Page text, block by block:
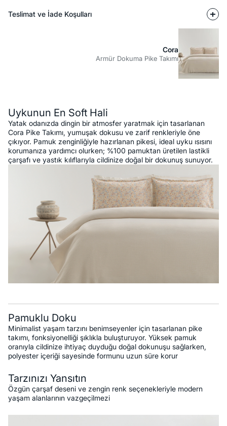
Teslimat ve İade Koşulları
Cora
Armür Dokuma Pike Takımı
Uykunun En Soft Hali
Yatak odanızda dingin bir atmosfer yaratmak için tasarlanan
Cora Pike Takımı, yumuşak dokusu ve zarif renkleriyle öne
çıkıyor. Pamuk zenginliğiyle hazırlanan pikesi, ideal uyku ısısını
korumanıza yardımcı olurken; %100 pamuktan üretilen lastikli
çarşafı ve yastık kılıflarıyla cildinize doğal bir dokunuş sunuyor.
Pamuklu Doku
Minimalist yaşam tarzını benimseyenler için tasarlanan pike
takımı, fonksiyonelliği şıklıkla buluşturuyor. Yüksek pamuk
oranıyla cildinize ihtiyaç duyduğu doğal dokunuşu sağlarken,
polyester içeriği sayesinde formunu uzun süre korur
Tarzınızı Yansıtın
Özgün çarşaf deseni ve zengin renk seçenekleriyle modern
yaşam alanlarının vazgeçilmezi